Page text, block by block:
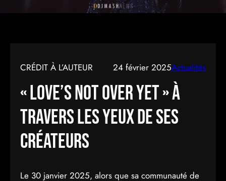
CRÉDIT À L’AUTEUR 24 février 2025Actualités
« Love’s Not Over Yet » à
travers les yeux de ses
créateurs
Le 30 janvier 2025, alors que sa communauté de